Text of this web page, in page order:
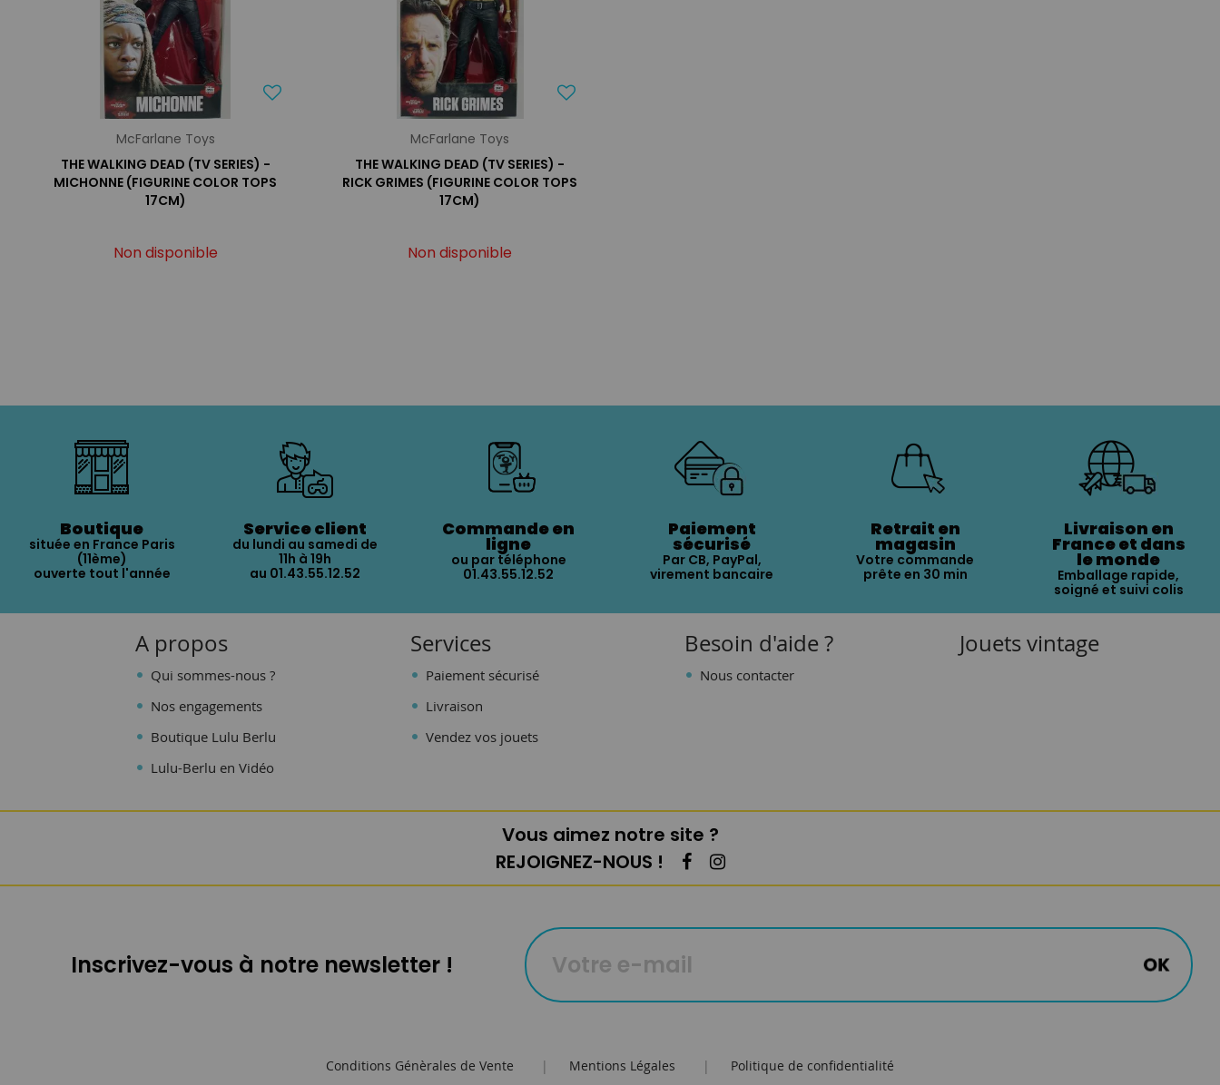
McFarlane Toys
THE WALKING DEAD (TV SERIES) -
MICHONNE (FIGURINE COLOR TOPS
17CM)
Non disponible
McFarlane Toys
THE WALKING DEAD (TV SERIES) -
RICK GRIMES (FIGURINE COLOR TOPS
17CM)
Non disponible
Boutique
située en France Paris
(11ème)
ouverte tout l'année
Service client
du lundi au samedi de
11h à 19h
au 01.43.55.12.52
Commande en
ligne
ou par téléphone
01.43.55.12.52
Paiement
sécurisé
Par CB, PayPal,
virement bancaire
Retrait en
magasin
Votre commande
prête en 30 min
Livraison en
France et dans
le monde
Emballage rapide,
soigné et suivi colis
A propos
Qui sommes-nous ?
Nos engagements
Boutique Lulu Berlu
Lulu-Berlu en Vidéo
Services
Paiement sécurisé
Livraison
Vendez vos jouets
Besoin d'aide ?
Nous contacter
Jouets vintage
Vous aimez notre site ?
REJOIGNEZ-NOUS !
Inscrivez-vous à notre newsletter !
Conditions Génèrales de Vente | Mentions Légales | Politique de confidentialité